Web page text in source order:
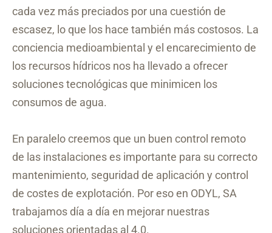
cada vez más preciados por una cuestión de
escasez, lo que los hace también más costosos. La
conciencia medioambiental y el encarecimiento de
los recursos hídricos nos ha llevado a ofrecer
soluciones tecnológicas que minimicen los
consumos de agua.
En paralelo creemos que un buen control remoto
de las instalaciones es importante para su correcto
mantenimiento, seguridad de aplicación y control
de costes de explotación. Por eso en ODYL, SA
trabajamos día a día en mejorar nuestras
soluciones orientadas al 4.0.